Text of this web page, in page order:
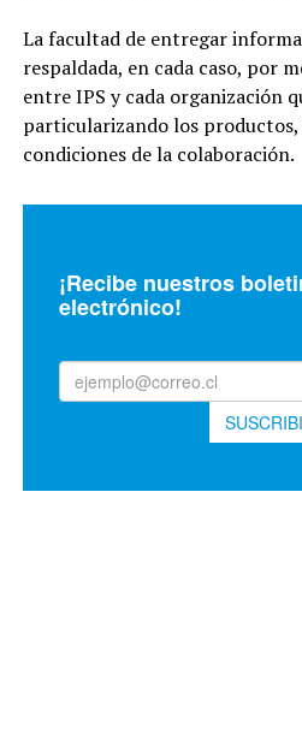
La facultad de entregar
respaldada, en cada caso, por
entre IPS y cada organización
particularizando los
condiciones de la colaboración.